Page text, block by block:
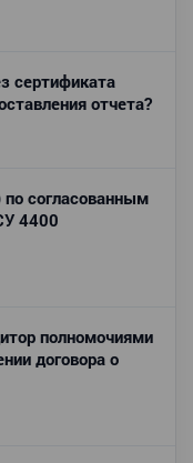
сертификата
отчета?
согласованным
4400
полномочиями
договора о